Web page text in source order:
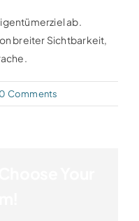
ab.
breiter Sichtbarkeit,
0 Comments